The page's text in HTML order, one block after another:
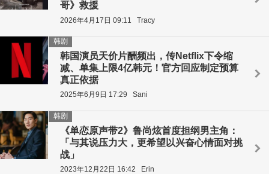
哥》救援
2026年4月17日 09:11 Tracy
韩国演员天价片酬频出，传Netflix下令缩
减、单集上限4亿韩元！官方回应制定预算
真正依据
韩剧
2025年6月9日 17:29 Sani
《单恋原声带2》鲁尚炫首度担纲男主角：
「与其说压力大，更希望以兴奋心情面对挑
战」
韩剧
2023年12月22日 16:42 Erin